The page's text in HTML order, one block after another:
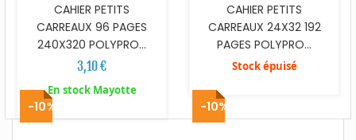
CAHIER PETITS
CARREAUX 96 PAGES
240X320 POLYPRO...
3,10 €
En stock Mayotte
CAHIER PETITS
CARREAUX 24X32 192
PAGES POLYPRO...
Stock épuisé
-10% -10%